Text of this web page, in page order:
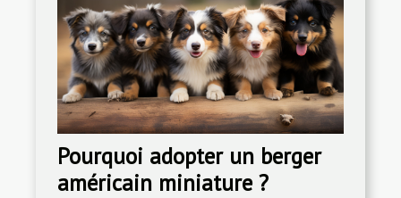
Pourquoi adopter un berger
américain miniature ?